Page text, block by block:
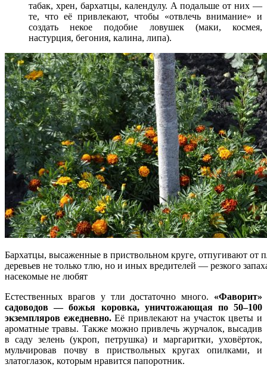
табак, хрен, бархатцы, календулу. А подальше от них —
те, что её привлекают, чтобы «отвлечь внимание» и
создать некое подобие ловушек (маки, космея,
настурция, бегония, калина, липа).
Бархатцы, высаженные в приствольном круге, отпугивают от
деревьев не только тлю, но и иных вредителей — резкого
насекомые не любят
Естественных врагов у тли достаточно много. «Фаворит»
садоводов — божья коровка, уничтожающая по 50–100
экземпляров ежедневно.Её привлекают на участок цветы и
ароматные травы. Также можно привлечь журчалок, высадив
в саду зелень (укроп, петрушка) и маргаритки, уховёрток,
мульчировав почву в приствольных кругах опилками, и
златоглазок, которым нравится папоротник.